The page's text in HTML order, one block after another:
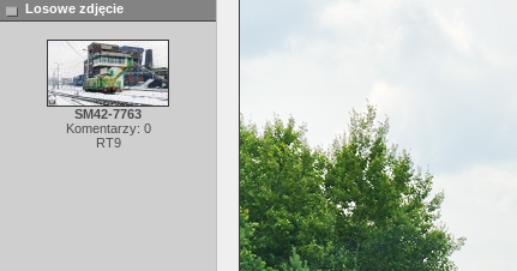
Losowe zdjęcie
SM42-7763
Komentarzy: 0
RT9